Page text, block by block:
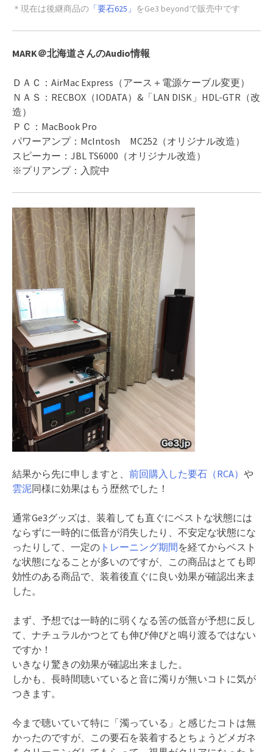
＊現在は後継商品の 「要石625」 をGe3 beyondで販売中です
MARK＠北海道さんのAudio情報
ＤＡＣ：AirMac Express（アース＋電源ケーブル変更）
ＮＡＳ：RECBOX（IODATA）&「LAN DISK」HDL-GTR（改
造）
ＰＣ：MacBook Pro
パワーアンプ：McIntosh MC252（オリジナル改造）
スピーカー：JBL TS6000（オリジナル改造）
※プリアンプ：入院中
結果から先に申しますと、 前回購入した要石（RCA） や
雲泥同様に効果はもう歴然でした！
通常Ge3グッズは、装着しても直ぐにベストな状態には
ならずに一時的に低音が消失したり、不安定な状態にな
ったりして、一定の トレーニング期間を経てからベスト
な状態になることが多いのですが、この商品はとても即
効性のある商品で、装着後直ぐに良い効果が確認出来ま
した。
まず、予想では一時的に弱くなる筈の低音が予想に反し
て、ナチュラルかつとても伸び伸びと鳴り渡るではない
ですか！
いきなり驚きの効果が確認出来ました。
しかも、長時間聴いていると音に濁りが無いコトに気が
つきます。
今まで聴いていて特に「濁っている」と感じたコトは無
かったのですが、この要石を装着するとちょうどメガネ